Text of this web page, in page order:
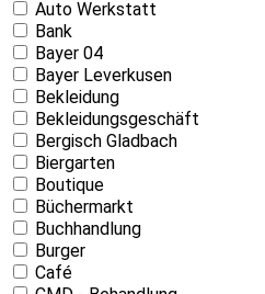
Auto Werkstatt
Bank
Bayer 04
Bayer Leverkusen
Bekleidung
Bekleidungsgeschäft
Bergisch Gladbach
Biergarten
Boutique
Büchermarkt
Buchhandlung
Burger
Café